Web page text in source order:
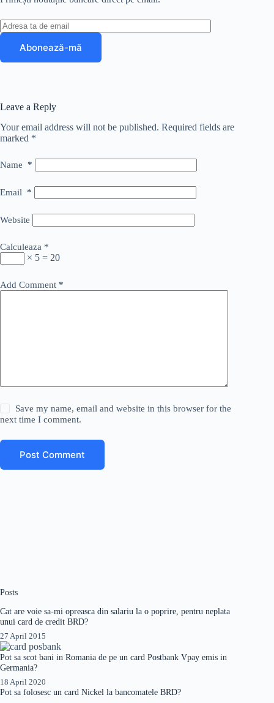
c
e
o
h
a
e
Leave a Reply
Your email address will not be published. Required fields are
marked *
Name *
Email *
Website
Calculeaza *
× 5 = 20
Add Comment *
Save my name, email and website in this browser for the
next time I comment.
Post Comment
Posts
Cat are voie sa-mi opreasca din salariu la o poprire, pentru neplata
unui card de credit BRD?
27 April 2015
Pot sa scot bani in Romania de pe un card Postbank Vpay emis in
Germania?
18 April 2020
Pot sa folosesc un card Nickel la bancomatele BRD?